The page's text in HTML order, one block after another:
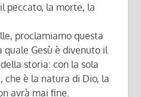
peccato, la morte, la
proclamiamo questa
Gesù è divenuto il
storia: con la sola
che è la natura di Dio, la
avrà mai fine.